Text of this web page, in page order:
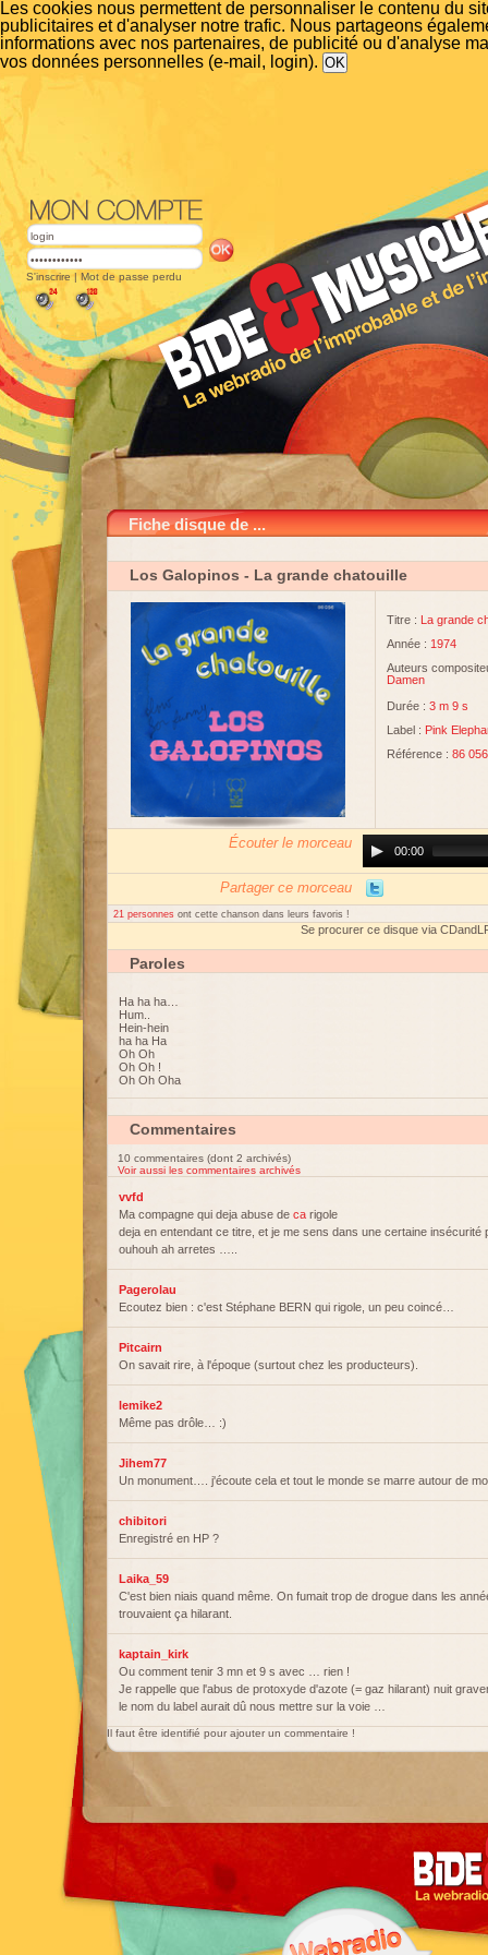
Les cookies nous permettent de personnaliser le contenu du
publicitaires et d'analyser notre trafic. Nous partageons
informations avec nos partenaires, de publicité ou d'analyse
vos données personnelles (e-mail, login).
S'inscrire | Mot de passe perdu
Fiche disque de ...
Los Galopinos - La grande chatouille
Titre : La grande
Année : 1974
Auteurs
Damen
Durée : 3 m 9 s
Label : Pink
Référence : 86 056
Écouter le morceau
Player00:00
Partager ce morceau
21 personnes ont cette chanson dans leurs favoris !
Se procurer ce disque via
Paroles
Ha ha ha…
Hum..
Hein-hein
ha ha Ha
Oh Oh
Oh Oh !
Oh Oh Oha
Commentaires
10 commentaires (dont 2 archivés)
Voir aussi les commentaires archivés
vvfd
Ma compagne qui deja abuse de ca rigole
deja en entendant ce titre, et je me sens dans une certaine insécurité
ouhouh ah arretes …..
Pagerolau
Ecoutez bien : c'est Stéphane BERN qui rigole, un peu coincé…
Pitcairn
On savait rire, à l'époque (surtout chez les producteurs).
lemike2
Même pas drôle… :)
Jihem77
Un monument…. j'écoute cela et tout le monde se marre autour de
chibitori
Enregistré en HP ?
Laika_59
C'est bien niais quand même. On fumait trop de drogue dans les
trouvaient ça hilarant.
kaptain_kirk
Ou comment tenir 3 mn et 9 s avec … rien !
Je rappelle que l'abus de protoxyde d'azote (= gaz hilarant) nuit
le nom du label aurait dû nous mettre sur la voie …
Il faut être identifié pour ajouter un commentaire !